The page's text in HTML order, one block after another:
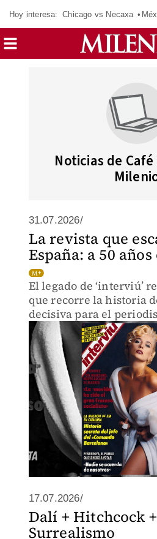
Hoy interesa: Chicago vs Necaxa
Noticias de
31.07.2026/
La revista que
España: a 50
El legado de ‘interviú’
que recorre la historia
decisiva para el
17.07.2026/
Dalí + Hitchcock
Surrealismo